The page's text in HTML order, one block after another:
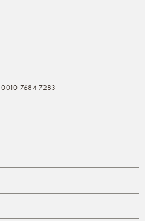
0010 7684 7283